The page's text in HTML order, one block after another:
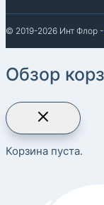
© 2019-2026 Инт Флор -
Обзор
Корзина пуста.